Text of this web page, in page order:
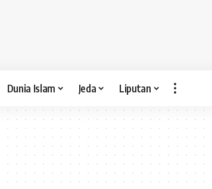
Dunia Islam Jeda Liputan